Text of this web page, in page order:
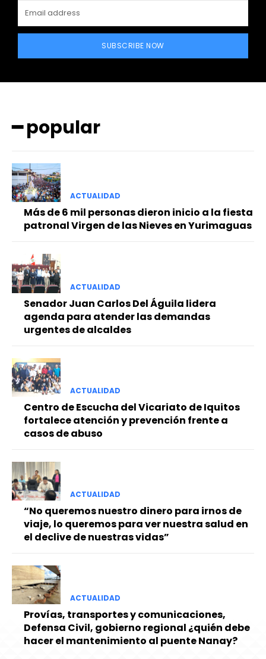
━ Planes
SUBSCRIBE NOW
━ popular
ACTUALIDAD
Más de 6 mil personas dieron inicio a la fiesta
patronal Virgen de las Nieves en Yurimaguas
ACTUALIDAD
Senador Juan Carlos Del Águila lidera
agenda para atender las demandas
urgentes de alcaldes
ACTUALIDAD
Centro de Escucha del Vicariato de Iquitos
fortalece atención y prevención frente a
casos de abuso
ACTUALIDAD
“No queremos nuestro dinero para irnos de
viaje, lo queremos para ver nuestra salud en
el declive de nuestras vidas”
ACTUALIDAD
Provías, transportes y comunicaciones,
Defensa Civil, gobierno regional ¿quién debe
hacer el mantenimiento al puente Nanay?